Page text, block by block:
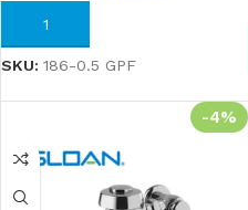
AÑADIR AL CARRITO
SKU: 186-0.5 GPF
-4%